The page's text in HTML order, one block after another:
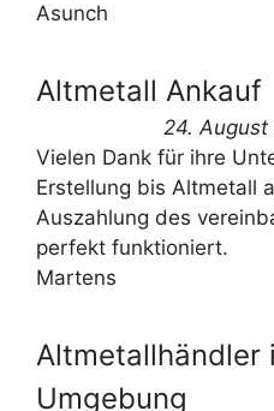
Asunch
Altmetall Ankauf
24. August
Vielen Dank für ihre
Erstellung bis Altmetall
Auszahlung des
perfekt funktioniert.
Martens
Altmetallhändler
Umgebung